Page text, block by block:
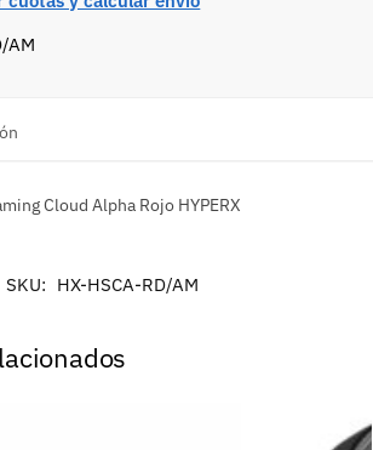
AM
Cloud Alpha Rojo HYPERX
SKU: HX-HSCA-RD/AM